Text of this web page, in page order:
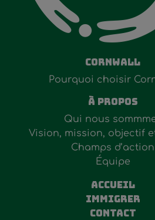
Cornwall
Pourquoi choisir
À Propos
Qui nous
Vision, mission, objectif
Champs d’action
Équipe
ACCUEIL
Immigrer
Contact